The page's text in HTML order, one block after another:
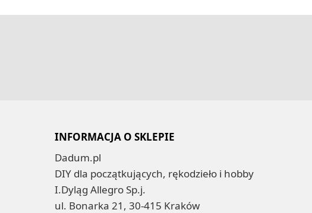
INFORMACJA O SKLEPIE
Dadum.pl
DIY dla początkujących, rękodzieło i hobby
I.Dyląg Allegro Sp.j.
ul. Bonarka 21, 30-415 Kraków